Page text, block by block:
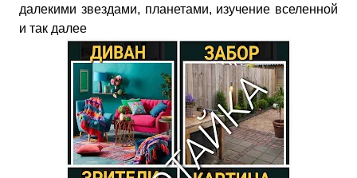
далекими звездами, планетами, изучение вселенной
и так далее